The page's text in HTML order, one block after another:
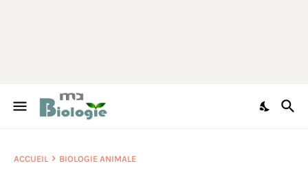
ACCUEIL BIOLOGIE ANIMALE